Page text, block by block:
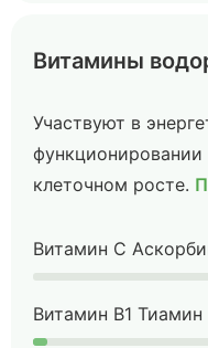
Витамины
Участвуют в
клеточном росте.
Витамин C
Витамин B1 Тиамин